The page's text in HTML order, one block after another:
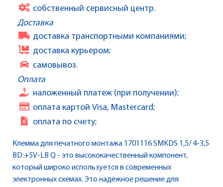
собственный сервисный центр.
Доставка
доставка транспортными компаниями;
доставка курьером;
самовывоз.
Оплата
наложенный платеж (при получении);
оплата картой Visa, Mastercard;
оплата по счету;
Клемма для печатного монтажа 1701116 SMKDS 1,5/ 4-3,5
BD:+5V-LB Q - это высококачественный компонент,
который широко используется в современных
электронных схемах. Это надёжное решение для